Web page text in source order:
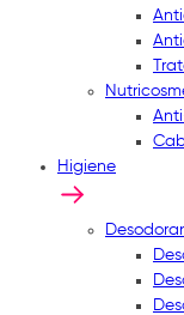
Higiene